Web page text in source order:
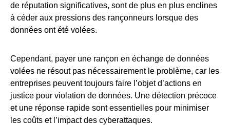
de réputation significatives, sont de plus en plus enclines
à céder aux pressions des rançonneurs lorsque des
données ont été volées.
Cependant, payer une rançon en échange de données
volées ne résout pas nécessairement le problème, car les
entreprises peuvent toujours faire l’objet d’actions en
justice pour violation de données. Une détection précoce
et une réponse rapide sont essentielles pour minimiser
les coûts et l’impact des cyberattaques.